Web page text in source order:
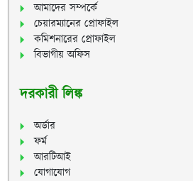
আমাদের সম্পর্কে
চেয়ারম্যানের প্রোফাইল
কমিশনারের প্রোফাইল
বিভাগীয় অফিস
দরকারী লিঙ্ক
অর্ডার
ফর্ম
আরটিআই
যোগাযোগ